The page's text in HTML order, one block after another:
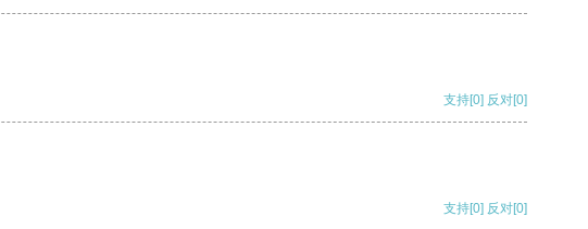
支持[0] 反对[0]
支持[0] 反对[0]